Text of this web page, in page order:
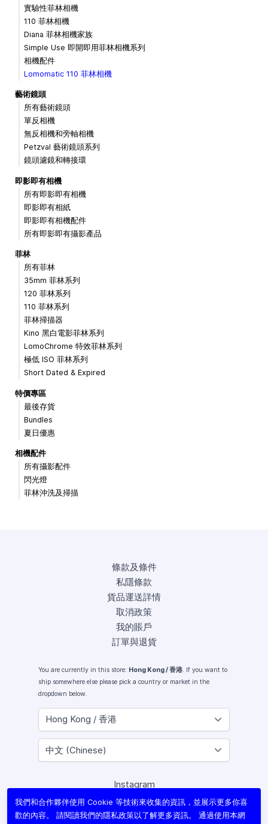
實驗性菲林相機
110 菲林相機
Diana 菲林相機家族
Simple Use 即開即用菲林相機系列
相機配件
Lomomatic 110 菲林相機
藝術鏡頭
所有藝術鏡頭
單反相機
無反相機和旁軸相機
Petzval 藝術鏡頭系列
鏡頭濾鏡和轉接環
即影即有相機
所有即影即有相機
即影即有相紙
即影即有相機配件
所有即影即有攝影產品
菲林
所有菲林
35mm 菲林系列
120 菲林系列
110 菲林系列
菲林掃描器
Kino 黑白電影菲林系列
LomoChrome 特效菲林系列
極低 ISO 菲林系列
Short Dated & Expired
特價專區
最後存貨
Bundles
夏日優惠
相機配件
所有攝影配件
閃光燈
菲林沖洗及掃描
條款及條件
私隱條款
貨品運送詳情
取消政策
我的賬戶
訂單與退貨
You are currently in this store: Hong Kong / 香港. If you want to
ship somewhere else please pick a country or market in the
dropdown below.
Instagram
Facebook
X (Twitter)
我們和合作夥伴使用 Cookie 等技術來收集的資訊，並展示更多你喜
歡的內容。 請閱讀我們的隱私政策以了解更多資訊。 通過使用本網